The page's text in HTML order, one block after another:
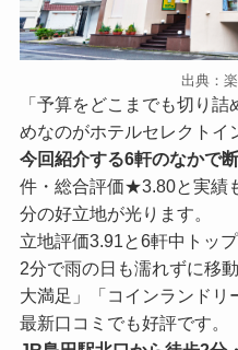
出典：
「予算をどこまでも切り
めなのがホテルセレクトイ
今回紹介する6軒のなかで
件・総合評価★3.80と実績
分の好立地が光ります。
立地評価3.91と6軒中トッ
2分で雨の日も濡れずに移
大満足」「コインランドリ
最新口コミでも好評です。